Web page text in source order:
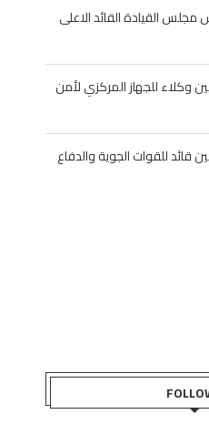
مجلس القيادة القائد الاعلى
وكلاء للجهاز المركزي لأمن
قائد للقوات الجوية والدفاع